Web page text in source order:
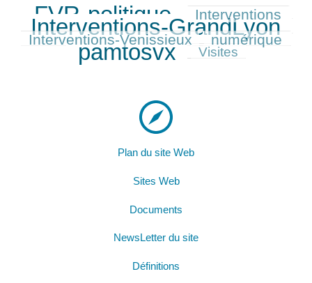
655/655
FVR-politique
281/655 Interventions
630/655
Interventions-GrandLyon
271/655
Interventions-Venissieux
284/655 numérique
622/655
pamtosvx Visites
Plan du site Web
Sites Web
Documents
NewsLetter du site
Définitions